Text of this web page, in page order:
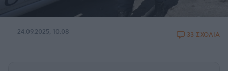
24.09.2025, 10:08 33 ΣΧΟΛΙΑ